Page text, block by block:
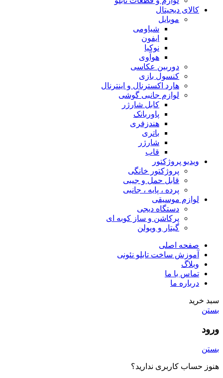
کالای دیجیتال
موبایل
شیاومی
ایفون
نوکیا
هوآوی
دوربین عکاسی
کنسول بازی
هارد اکسترنال و اینترنال
لوازم جانبی گوشی
کابل شارژر
پاوربانک
هندزفری
باتری
شارژر
قاب
ویدیو پروژکتور
پروژکتور خانگی
قابل حمل و جیبی
پرده ، پایه ، جانبی
لوازم موسیقی
دستگاه دیجى
پرکاشن و ساز کوبه ای
گیتار و ویولن
صفحه اصلی
آموزش ساخت تابلو نئونی
وبلاگ
تماس با ما
درباره ما
سبد خرید
بستن
ورود
بستن
هنوز حساب کاربری ندارید؟